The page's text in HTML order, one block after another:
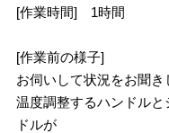
[作業時間] 1時間
[作業前の様子]
お伺いして状況をお聞き
温度調整するハンドル
ドルが